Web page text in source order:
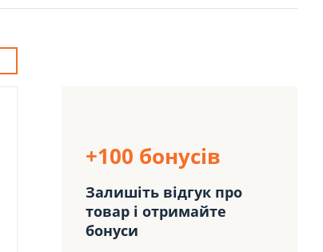
+100 бонусів
Залишіть відгук про
товар і отримайте
бонуси